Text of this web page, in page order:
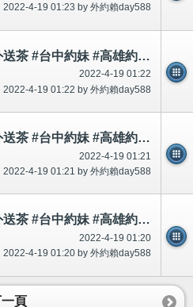
2022-4-19 01:23 by 外約賴day588
#新竹約妹 #台南約妹 #彰化約妹 #台中喝茶 #台北喝茶 #
2022-4-19 01:22
2022-4-19 01:22 by 外約賴day588
#新竹約妹 #台南約妹 #彰化約妹 #台中喝茶 #台北喝茶 #
2022-4-19 01:21
2022-4-19 01:21 by 外約賴day588
#新竹約妹 #台南約妹 #彰化約妹 #台中喝茶 #台北喝茶 #
2022-4-19 01:20
2022-4-19 01:20 by 外約賴day588
頁